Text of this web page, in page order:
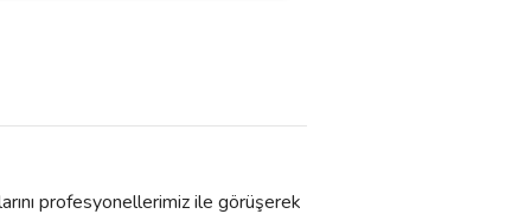
profesyonellerimiz ile görüşerek